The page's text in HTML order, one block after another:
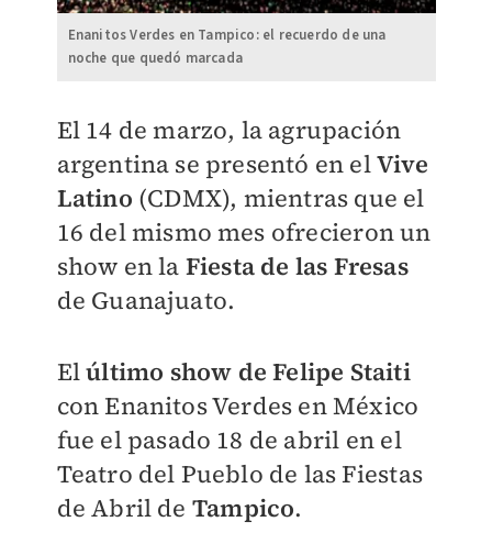
Enanitos Verdes en Tampico: el recuerdo de una
noche que quedó marcada
​El 14 de marzo, la agrupación
argentina se presentó en elVive
Latino (CDMX), mientras que el
16 del mismo mes ofrecieron un
show en la Fiesta de las Fresas
de Guanajuato.
Elúltimo show de Felipe Staiti
con Enanitos Verdes en México
fue el pasado 18 de abril en el
Teatro del Pueblo de las Fiestas
de Abril de Tampico.